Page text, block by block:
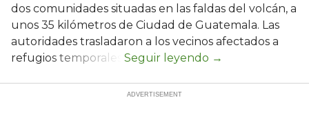
dos comunidades situadas en las faldas del volcán, a
unos 35 kilómetros de Ciudad de Guatemala. Las
autoridades trasladaron a los vecinos afectados a
refugios temporales.